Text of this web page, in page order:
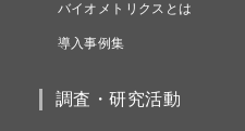
バイオメトリクスとは
導入事例集
調査・研究活動